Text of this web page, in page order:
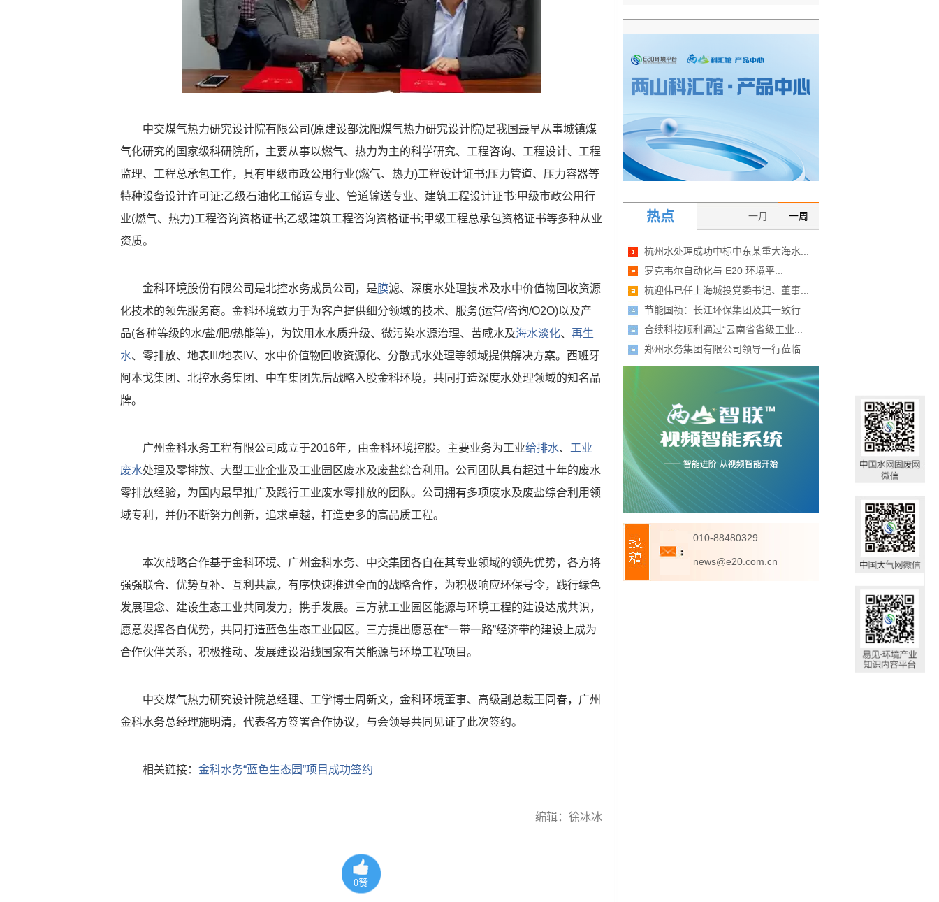
中交煤气热力研究设计院有限公司(原建设部沈阳煤气热力研究设计院)是我国最早从事城镇煤
气化研究的国家级科研院所，主要从事以燃气、热力为主的科学研究、工程咨询、工程设计、工程
监理、工程总承包工作，具有甲级市政公用行业(燃气、热力)工程设计证书;压力管道、压力容器等
特种设备设计许可证;乙级石油化工储运专业、管道输送专业、建筑工程设计证书;甲级市政公用行
业(燃气、热力)工程咨询资格证书;乙级建筑工程咨询资格证书;甲级工程总承包资格证书等多种从业
资质。
金科环境股份有限公司是北控水务成员公司，是膜滤、深度水处理技术及水中价值物回收资源
化技术的领先服务商。金科环境致力于为客户提供细分领域的技术、服务(运营/咨询/O2O)以及产
品(各种等级的水/盐/肥/热能等)，为饮用水水质升级、微污染水源治理、苦咸水及海水淡化、 再生
水、零排放、地表III/地表IV、水中价值物回收资源化、分散式水处理等领域提供解决方案。西班牙
阿本戈集团、北控水务集团、中车集团先后战略入股金科环境，共同打造深度水处理领域的知名品
牌。
广州金科水务工程有限公司成立于2016年，由金科环境控股。主要业务为工业给排水、 工业
废水处理及零排放、大型工业企业及工业园区废水及废盐综合利用。公司团队具有超过十年的废水
零排放经验，为国内最早推广及践行工业废水零排放的团队。公司拥有多项废水及废盐综合利用领
域专利，并仍不断努力创新，追求卓越，打造更多的高品质工程。
本次战略合作基于金科环境、广州金科水务、中交集团各自在其专业领域的领先优势，各方将
强强联合、优势互补、互利共赢，有序快速推进全面的战略合作，为积极响应环保号令，践行绿色
发展理念、建设生态工业共同发力，携手发展。三方就工业园区能源与环境工程的建设达成共识，
愿意发挥各自优势，共同打造蓝色生态工业园区。三方提出愿意在“一带一路”经济带的建设上成为
合作伙伴关系，积极推动、发展建设沿线国家有关能源与环境工程项目。
中交煤气热力研究设计院总经理、工学博士周新文，金科环境董事、高级副总裁王同春，广州
金科水务总经理施明清，代表各方签署合作协议，与会领导共同见证了此次签约。
相关链接： 金科水务“蓝色生态园”项目成功签约
编辑：徐冰冰
0赞
热点 一周
一月
杭州水处理成功中标中东某重大海水...
罗克韦尔自动化与 E20 环境平...
杭迎伟已任上海城投党委书记、董事...
节能国祯：长江环保集团及其一致行...
合续科技顺利通过“云南省省级工业...
郑州水务集团有限公司领导一行莅临...
010-88480329
news@e20.com.cn